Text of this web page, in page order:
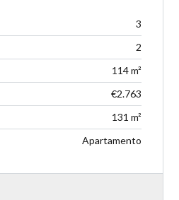
3
2
114 m²
€2.763
131 m²
Apartamento